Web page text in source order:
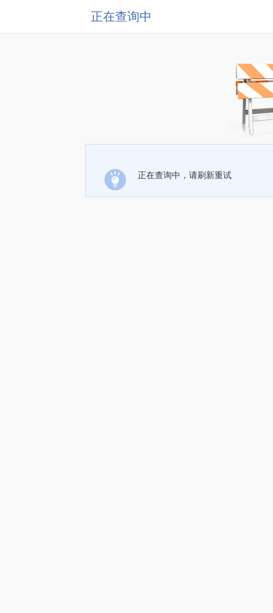
正在查询中
正在查询中，请刷新重试